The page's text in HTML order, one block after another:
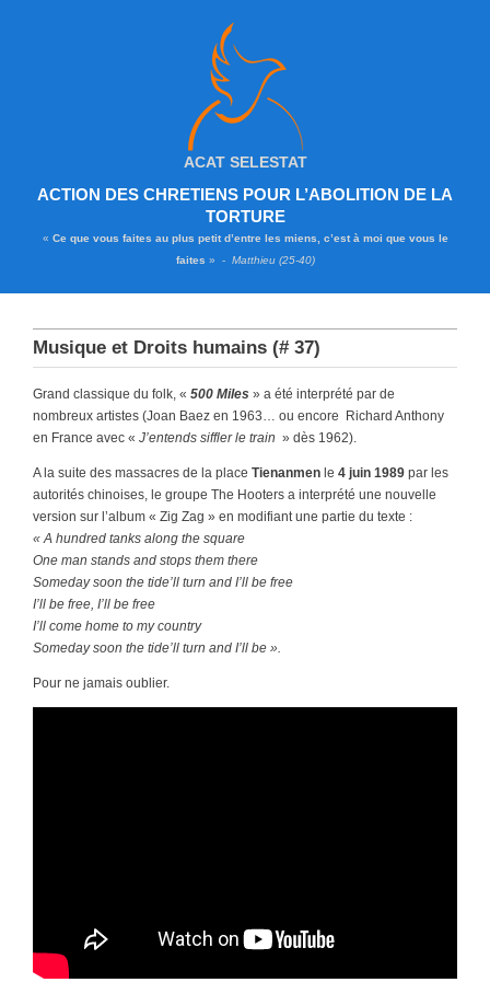
ACAT SELESTAT
ACTION DES CHRETIENS POUR L’ABOLITION DE LA
TORTURE
« Ce que vous faites au plus petit d’entre les miens, c’est à moi que vous le
faites » - Matthieu (25-40)
Musique et Droits humains (# 37)
Grand classique du folk, « 500 Miles » a été interprété par de
nombreux artistes (Joan Baez en 1963… ou encore Richard Anthony
en France avec « J’entends siffler le train » dès 1962).
A la suite des massacres de la place Tienanmen le 4 juin 1989 par les
autorités chinoises, le groupe The Hooters a interprété une nouvelle
version sur l’album « Zig Zag » en modifiant une partie du texte :
« A hundred tanks along the square
One man stands and stops them there
Someday soon the tide’ll turn and I’ll be free
I’ll be free, I’ll be free
I’ll come home to my country
Someday soon the tide’ll turn and I’ll be ».
Pour ne jamais oublier.